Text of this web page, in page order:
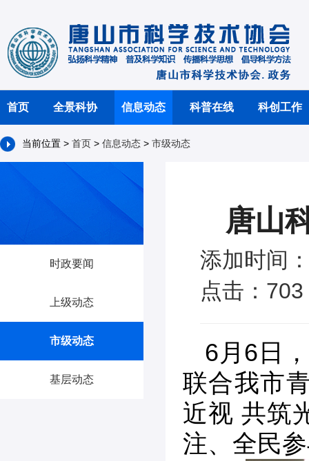
首页 全景科协 信息动态 科普在线 科创工作
当前位置 > 首页 > 信息动态 > 市级动态
时政要闻
上级动态
市级动态
基层动态
唐山
添加时间
点击：703
6月6日
联合我市
近视 共筑
注、全民